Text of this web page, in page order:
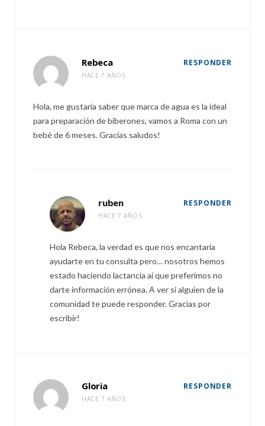
Rebeca
HACE 7 AÑOS
RESPONDER
Hola, me gustaría saber que marca de agua es la ideal
para preparación de biberones, vamos a Roma con un
bebé de 6 meses. Gracias saludos!
ruben
HACE 7 AÑOS
RESPONDER
Hola Rebeca, la verdad es que nos encantaría
ayudarte en tu consulta pero… nosotros hemos
estado haciendo lactancia aí que preferimos no
darte información errónea. A ver si alguien de la
comunidad te puede responder. Gracias por
escribir!
Gloria
HACE 7 AÑOS
RESPONDER